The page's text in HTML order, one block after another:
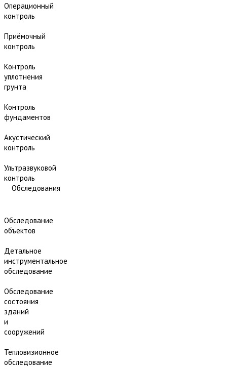
Операционный
контроль
Приёмочный
контроль
Контроль
уплотнения
грунта
Контроль
фундаментов
Акустический
контроль
Ультразвуковой
контроль
Обследования
Обследование
объектов
Детальное
инструментальное
обследование
Обследование
состояния
зданий
и
сооружений
Тепловизионное
обследование